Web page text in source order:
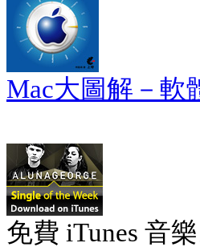
Mac大圖解－軟
免費 iTunes 音